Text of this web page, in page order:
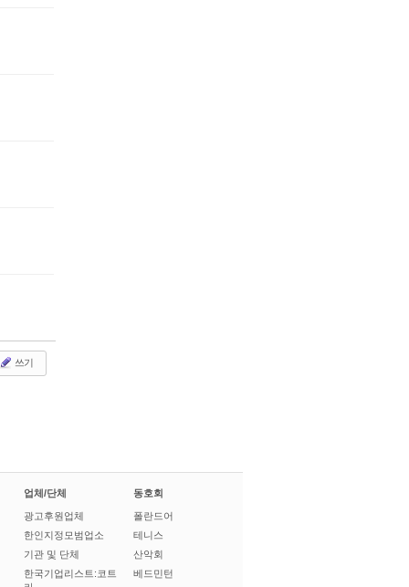
쓰기
업체/단체
광고후원업체
한인지정모범업소
기관 및 단체
한국기업리스트:코트
동호회
폴란드어
테니스
산악회
베드민턴